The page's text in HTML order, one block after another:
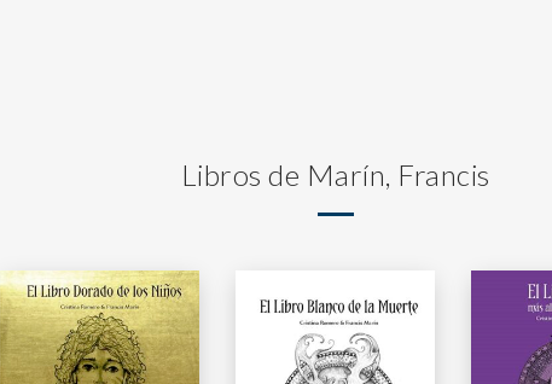
Libros de Marín, Francis